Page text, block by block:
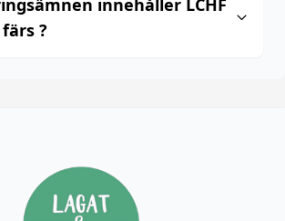
innehåller LCHF
?